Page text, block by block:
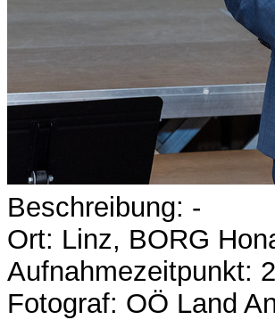
Beschreibung: -
Ort: Linz, BORG
Aufnahmezeitpunkt:
Fotograf: OÖ Land